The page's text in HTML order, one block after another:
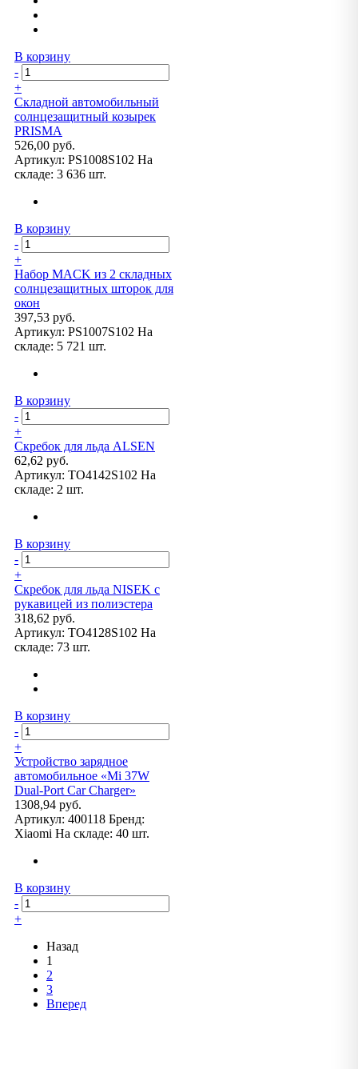
В корзину
-
+
Складной автомобильный
солнцезащитный козырек
PRISMA
526,00 руб.
Артикул: PS1008S102 На
складе: 3 636 шт.
В корзину
-
+
Набор MACK из 2 складных
солнцезащитных шторок для
окон
397,53 руб.
Артикул: PS1007S102 На
складе: 5 721 шт.
В корзину
-
+
Скребок для льда ALSEN
62,62 руб.
Артикул: TO4142S102 На
складе: 2 шт.
В корзину
-
+
Скребок для льда NISEK с
рукавицей из полиэстера
318,62 руб.
Артикул: TO4128S102 На
складе: 73 шт.
В корзину
-
+
Устройство зарядное
автомобильное «Mi 37W
Dual-Port Car Charger»
1308,94 руб.
Артикул: 400118 Бренд:
Xiaomi На складе: 40 шт.
В корзину
-
+
Назад
1
2
3
Вперед